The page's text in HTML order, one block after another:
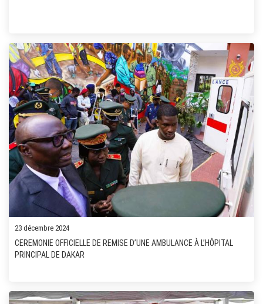
23 décembre 2024
CEREMONIE OFFICIELLE DE REMISE D’UNE AMBULANCE À L’HÔPITAL
PRINCIPAL DE DAKAR